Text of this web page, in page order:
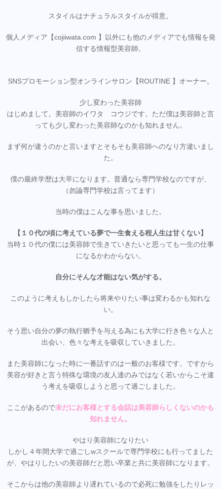
スタイルはナチュラルスタイルが得意。
個人メディア【cojiiwata.com 】以外にも他のメディアでも情報を発
信する情報型美容師。
SNSプロモーション型オンラインサロン【ROUTINE 】オーナー。
少し変わった美容師
はじめまして。美容師のイワタ コウジです。ただ僕は美容師と言
っても少し変わった美容師なのかも知れません。
まず何が違うのかと言いますとそもそも美容師へのなり方違いまし
た。
僕の最終学歴は大卒になります。普通なら専門学校なのですが、
（勿論専門学校は言ってます）
当時の僕はこんな事を思いました。
【１０代の頃に考えている夢で一生食える程人生は甘くない】
当時１０代の僕には美容師で生きていきたいと思っても一生の仕事
になるかわからない。
自分にそんな才能はない気がする。
このように考えもしかしたら将来やりたい事は変わるかも知れな
い。
そう思い自分の夢の執行猶予を与える為にも大学に行き色々な人と
出会い、色々な考えを吸収していきました。
また美容師になった時に一番話すのは一般のお客様です。ですから
美容が好きと言う特殊な環境の友人達のみではなく若いからこそ違
う考えを吸収しようと思って過ごしました。
ここがあるので未だにお客様とする会話は美容師らしくないのかも
知れません。
やはり美容師になりたい
しかし４年間大学で過ごしwスクールで専門学校にも行ってました
が、やはりしたいの美容師だと思い卒業と共に美容師になります。
そこからは他の美容師より遅れているので必死に勉強をしたりレッ